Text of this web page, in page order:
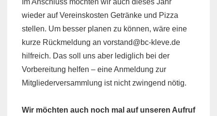
wieder auf Vereinskosten Getränke und Pizza
stellen. Um besser planen zu können, wäre eine
kurze Rückmeldung an vorstand@bc-kleve.de
hilfreich. Das soll uns aber lediglich bei der
Vorbereitung helfen – eine Anmeldung zur
Mitgliederversammlung ist nicht zwingend nötig.
Wir möchten auch noch mal auf unseren Aufruf